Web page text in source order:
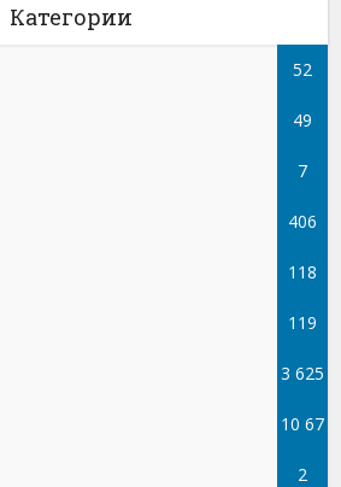
Категории
52
49
7
406
118
119
3 625
10 67
5
2